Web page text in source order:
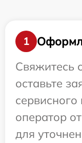
1
Свяжитесь
оставьте
оператор
для